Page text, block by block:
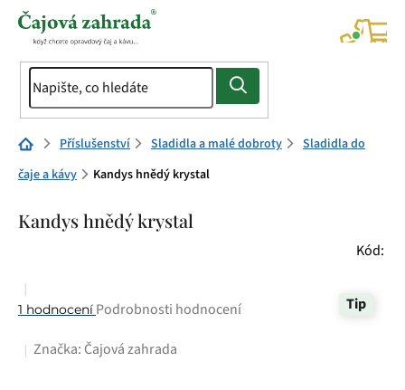
Přejít
Domů Příslušenství Sladidla a malé dobroty
Sladidla do
čaje a kávy
Kandys hnědý krystal
Kandys hnědý krystal
Kód:
Tip
Průměrné
produktu
1 hodnocení Podrobnosti hodnocení
Značka: Čajová zahrada